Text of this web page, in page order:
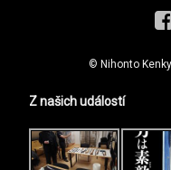
© Nihonto
Z našich událostí